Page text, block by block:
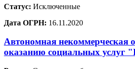
Статус: Исключенные
Дата ОГРН: 16.11.2020
Автономная некоммерческая
оказанию социальных услуг